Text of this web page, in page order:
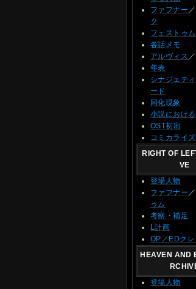
ファフナー ／
ク
フェストゥム
各話メモ
アルヴィス ／
年表
シナジェテ
ード
同化現象
小説におけ
OST初出
コミカライズ
RIGHT OF
VE
登場人物
ファフナー ／
ゥム
考察・補足
L計画
OP／EDクレ
HEAVEN AND
登場人物